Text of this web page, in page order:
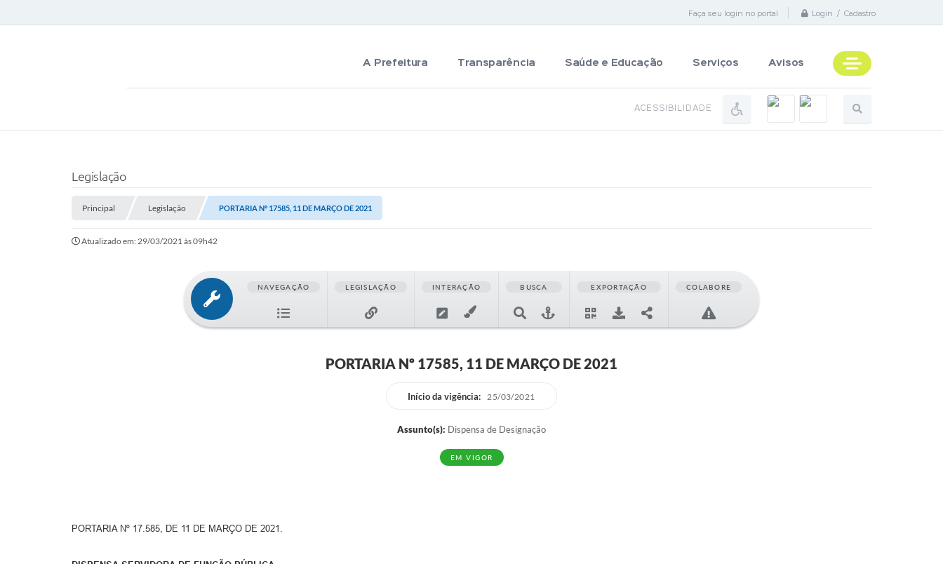
Faça seu login no portal Login / Cadastro
A Prefeitura Transparência Saúde e Educação Serviços Avisos
ACESSIBILIDADE
Legislação
Principal Legislação PORTARIA Nº 17585, 11 DE MARÇO DE 2021
Atualizado em: 29/03/2021 às 09h42
NAVEGAÇÃO LEGISLAÇÃO INTERAÇÃO BUSCA EXPORTAÇÃO COLABORE
PORTARIA Nº 17585, 11 DE MARÇO DE 2021
Início da vigência: 25/03/2021
Assunto(s): Dispensa de Designação
EM VIGOR
PORTARIA Nº 17.585, DE 11 DE MARÇO DE 2021.